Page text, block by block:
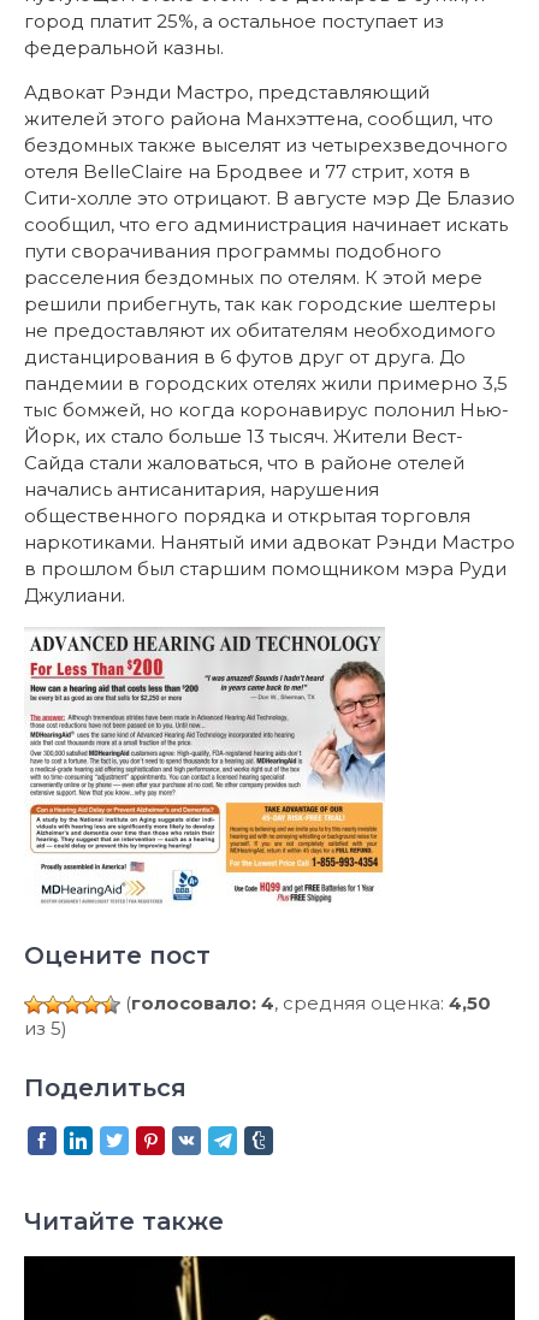
город платит 25%, а остальное поступает из
федеральной казны.
Адвокат Рэнди Мастро, представляющий
жителей этого района Манхэттена, сообщил, что
бездомных также выселят из четырехзведочного
отеля BelleClaire на Бродвее и 77 стрит, хотя в
Сити-холле это отрицают. В августе мэр Де Блазио
сообщил, что его администрация начинает искать
пути сворачивания программы подобного
расселения бездомных по отелям. К этой мере
решили прибегнуть, так как городские шелтеры
не предоставляют их обитателям необходимого
дистанцирования в 6 футов друг от друга. До
пандемии в городских отелях жили примерно 3,5
тыс бомжей, но когда коронавирус полонил Нью-
Йорк, их стало больше 13 тысяч. Жители Вест-
Сайда стали жаловаться, что в районе отелей
начались антисанитария, нарушения
общественного порядка и открытая торговля
наркотиками. Нанятый ими адвокат Рэнди Мастро
в прошлом был старшим помощником мэра Руди
Джулиани.
Оцените пост
(голосовало: 4, средняя оценка: 4,50
из 5)
Поделиться
Читайте также